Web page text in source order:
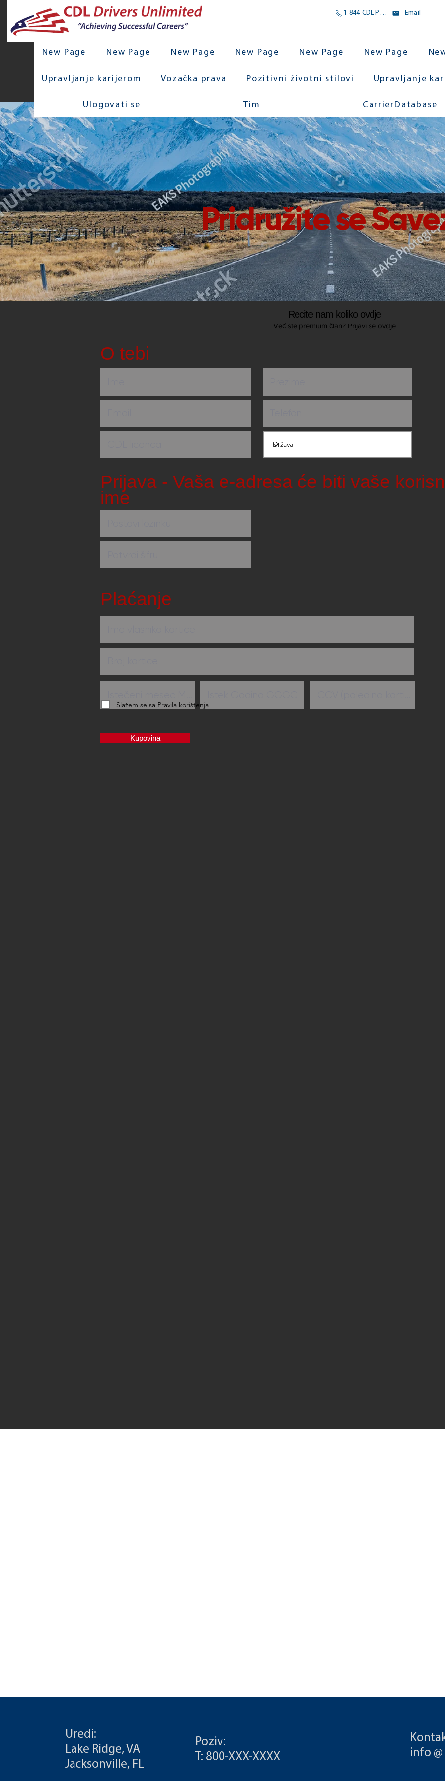
1-844-CDL-POMOĆ Email
New Page New Page New Page New Page New Page New Page
Upravljanje karijerom Vozačka prava Pozitivni životni stilovi Upravljanje
Ulogovati se Tim CarrierDatabase
Pridružite se
Recite nam koliko ovdje
Već ste premium član? Prijavi se ovdje
O tebi
Prijava - Vaša e-adresa će biti vaše
ime
Plaćanje
Kupovina
Slažem se sa Pravila korištenja
Uredi:
Lake Ridge, VA
Jacksonville, FL
Poziv:
T: 800-XXX-XXXX
info